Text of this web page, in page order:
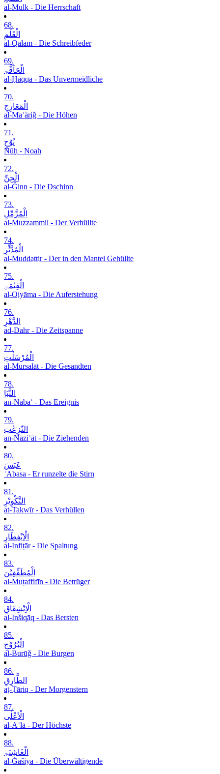
al-Mulk - Die Herrschaft
68.
الْقَلَمِ
al-Qalam - Die Schreibfeder
69.
الْحَآقَّۃِ
al-Ḥāqqa - Das Unvermeidliche
70.
الْمَعَارِجِ
al-Maʿāriǧ - Die Höhen
71.
نُوْحٍ
Nūḥ - Noah
72.
الْجِنِّ
al-Ǧinn - Die Dschinn
73.
الْمُزَّمِّلِ
al-Muzzammil - Der Verhüllte
74.
الْمُدَّثِّرِ
al-Muddaṯṯir - Der in den Mantel Gehüllte
75.
الْقِیٰمَۃِ
al-Qiyāma - Die Auferstehung
76.
الدَّھْرِ
ad-Dahr - Die Zeitspanne
77.
الْمُرْسَلٰتِ
al-Mursalāt - Die Gesandten
78.
النَّبَاِ
an-Nabaʾ - Das Ereignis
79.
النّٰزِعٰتِ
an-Nāziʿāt - Die Ziehenden
80.
عَبَسَ
ʿAbasa - Er runzelte die Stirn
81.
التَّکْوِیْرِ
at-Takwīr - Das Verhüllen
82.
الْاِنْفِطَارِ
al-Infiṭār - Die Spaltung
83.
الْمُطَفِّفِیْنَ
al-Muṭaffifīn - Die Betrüger
84.
الْاِنْشِقَاقِ
al-Inšiqāq - Das Bersten
85.
الْبُرُوْجِ
al-Burūǧ - Die Burgen
86.
الطَّارِقِ
aṭ-Ṭāriq - Der Morgenstern
87.
الْاَعْلٰی
al-Aʿlā - Der Höchste
88.
الْغَاشِیَۃِ
al-Ġāšiya - Die Überwältigende